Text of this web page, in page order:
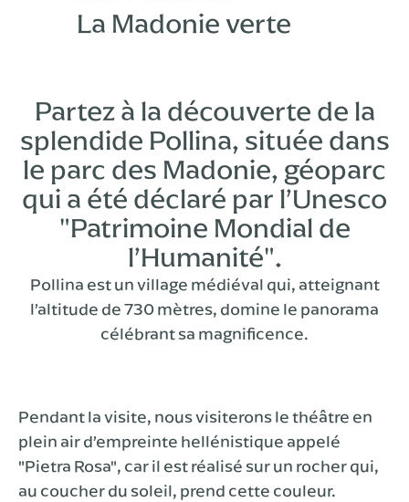
La Madonie verte
Partez à la découverte de la
splendide Pollina, située dans
le parc des Madonie, géoparc
qui a été déclaré par l’Unesco
"Patrimoine Mondial de
l’Humanité".
Pollina est un village médiéval qui, atteignant
l’altitude de 730 mètres, domine le panorama
célébrant sa magnificence.
Pendant la visite, nous visiterons le théâtre en
plein air d’empreinte hellénistique appelé
"Pietra Rosa", car il est réalisé sur un rocher qui,
au coucher du soleil, prend cette couleur.